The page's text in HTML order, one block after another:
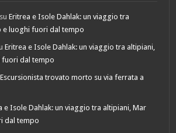
suEritrea e Isole Dahlak: un viaggio tra
e luoghi fuori dal tempo
Eritrea e Isole Dahlak: un viaggio tra altipiani,
fuori dal tempo
Escursionista trovato morto su via ferrata a
e Isole Dahlak: un viaggio tra altipiani, Mar
dal tempo